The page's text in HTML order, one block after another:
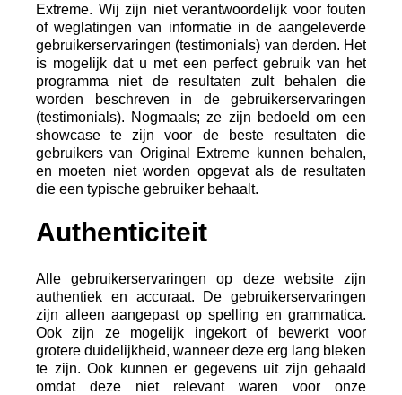
Extreme. Wij zijn niet verantwoordelijk voor fouten
of weglatingen van informatie in de aangeleverde
gebruikerservaringen (testimonials) van derden. Het
is mogelijk dat u met een perfect gebruik van het
programma niet de resultaten zult behalen die
worden beschreven in de gebruikerservaringen
(testimonials). Nogmaals; ze zijn bedoeld om een
showcase te zijn voor de beste resultaten die
gebruikers van Original Extreme kunnen behalen,
en moeten niet worden opgevat als de resultaten
die een typische gebruiker behaalt.
Authenticiteit
Alle gebruikerservaringen op deze website zijn
authentiek en accuraat. De gebruikerservaringen
zijn alleen aangepast op spelling en grammatica.
Ook zijn ze mogelijk ingekort of bewerkt voor
grotere duidelijkheid, wanneer deze erg lang bleken
te zijn. Ook kunnen er gegevens uit zijn gehaald
omdat deze niet relevant waren voor onze